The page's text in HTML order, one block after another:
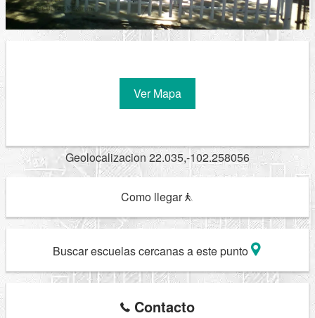
Ver Mapa
Geolocalizacion 22.035,-102.258056
Como llegar
Buscar escuelas cercanas a este punto
Contacto